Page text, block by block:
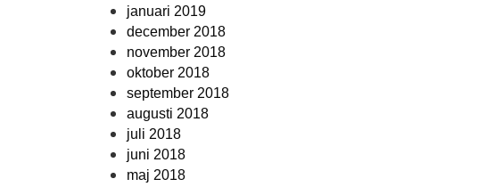
januari 2019
december 2018
november 2018
oktober 2018
september 2018
augusti 2018
juli 2018
juni 2018
maj 2018